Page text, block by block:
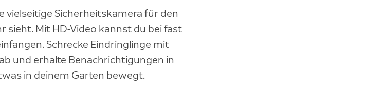
vielseitige Sicherheitskamera für den
sieht. Mit HD-Video kannst du bei fast
Schrecke Eindringlinge mit
und erhalte Benachrichtigungen in
in deinem Garten bewegt.